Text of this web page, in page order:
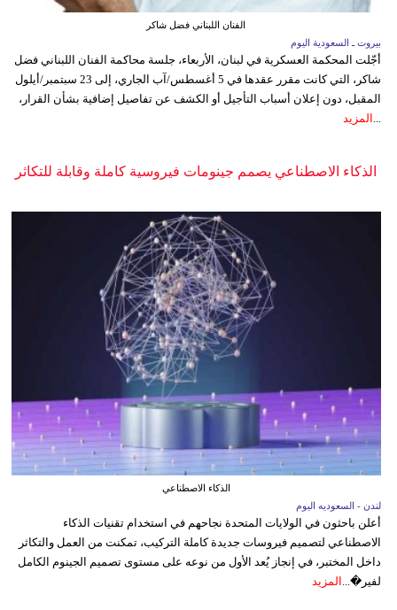
الفنان اللبناني فضل شاكر
بيروت ـ السعودية اليوم
أجّلت المحكمة العسكرية في لبنان، الأربعاء، جلسة محاكمة الفنان اللبناني فضل
شاكر، التي كانت مقرر عقدها في 5 أغسطس/آب الجاري، إلى 23 سبتمبر/أيلول
المقبل، دون إعلان أسباب التأجيل أو الكشف عن تفاصيل إضافية بشأن القرار،
المزيد
الذكاء الاصطناعي يصمم جينومات فيروسية كاملة وقابلة للتكاثر
الذكاء الاصطناعي
لندن - السعوديه اليوم
أعلن باحثون في الولايات المتحدة نجاحهم في استخدام تقنيات الذكاء
الاصطناعي لتصميم فيروسات جديدة كاملة التركيب، تمكنت من العمل والتكاثر
داخل المختبر، في إنجاز يُعد الأول من نوعه على مستوى تصميم الجينوم الكامل
لفير�... المزيد